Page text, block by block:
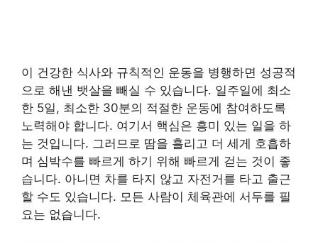
이 건강한 식사와 규칙적인 운동을 병행하면 성공적
으로 해낸 뱃살을 빼실 수 있습니다. 일주일에 최소
한 5일, 최소한 30분의 적절한 운동에 참여하도록
노력해야 합니다. 여기서 핵심은 흥미 있는 일을 하
는 것입니다. 그러므로 땀을 흘리고 더 세게 호흡하
며 심박수를 빠르게 하기 위해 빠르게 걷는 것이 좋
습니다. 아니면 차를 타지 않고 자전거를 타고 출근
할 수도 있습니다. 모든 사람이 체육관에 서두를 필
요는 없습니다.